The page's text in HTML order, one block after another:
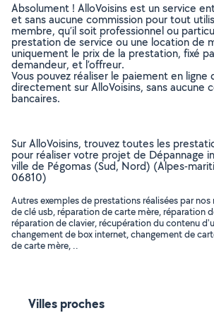
Absolument ! AlloVoisins est un service
et sans aucune commission pour tout
membre, qu’il soit professionnel ou
prestation de service ou une location de
uniquement le prix de la prestation, fixé
demandeur, et l’offreur.
Vous pouvez réaliser le paiement en
directement sur AlloVoisins, sans aucune
bancaires.
Sur AlloVoisins, trouvez toutes les
pour réaliser votre projet de Dépannage
ville de Pégomas (Sud, Nord) (Alpes-
06810)
Autres exemples de prestations réalisées par
de clé usb, réparation de carte mère, réparation
réparation de clavier, récupération du contenu
changement de box internet, changement de
de carte mère, ..
Villes proches